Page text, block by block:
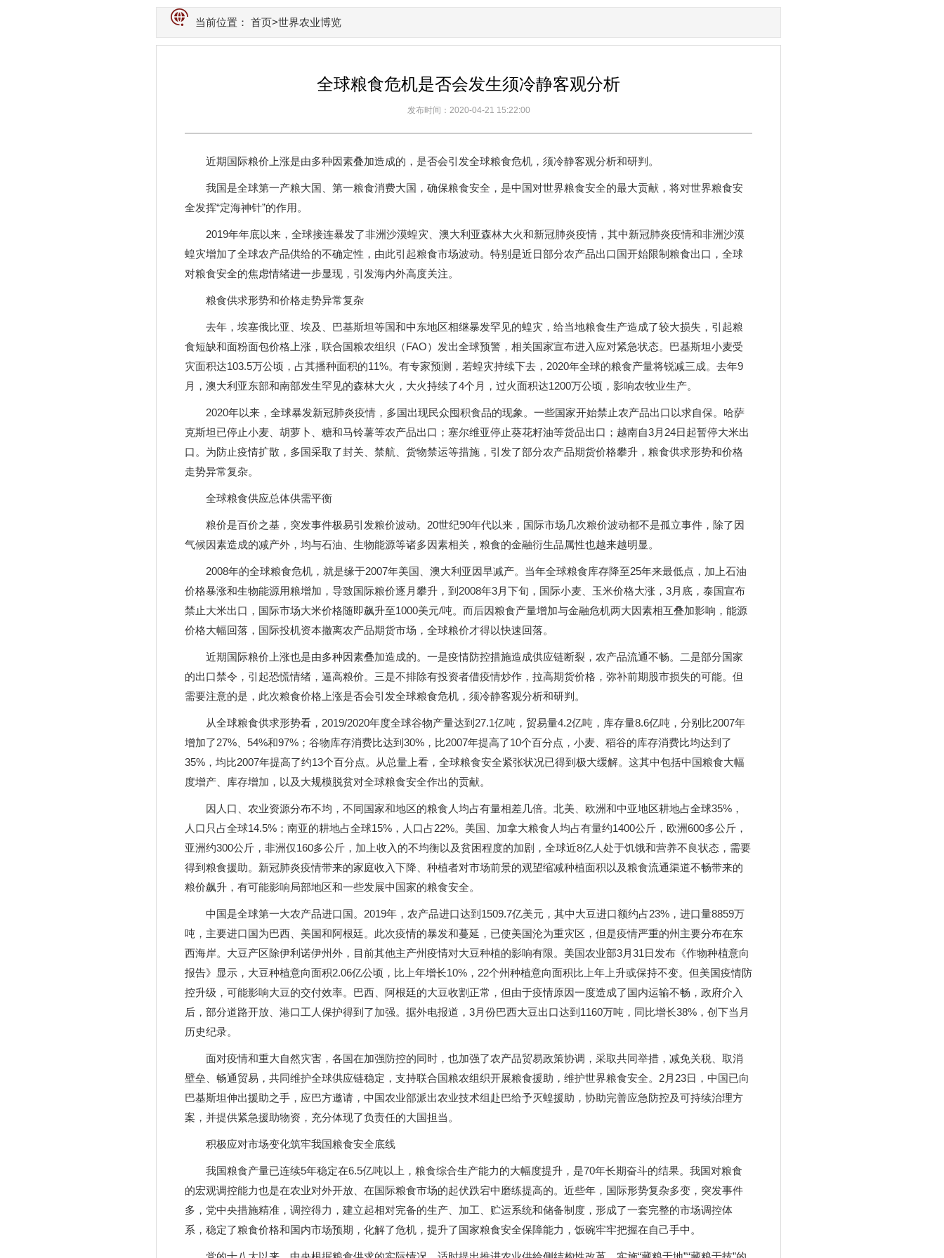
当前位置： 首页>世界农业博览
全球粮食危机是否会发生须冷静客观分析
发布时间：2020-04-21 15:22:00
近期国际粮价上涨是由多种因素叠加造成的，是否会引发全球粮食危机，须冷静客观分析和研判。
我国是全球第一产粮大国、第一粮食消费大国，确保粮食安全，是中国对世界粮食安全的最大贡献，将对世界粮食安
全发挥“定海神针”的作用。
2019年年底以来，全球接连暴发了非洲沙漠蝗灾、澳大利亚森林大火和新冠肺炎疫情，其中新冠肺炎疫情和非洲沙漠
蝗灾增加了全球农产品供给的不确定性，由此引起粮食市场波动。特别是近日部分农产品出口国开始限制粮食出口，全球
对粮食安全的焦虑情绪进一步显现，引发海内外高度关注。
粮食供求形势和价格走势异常复杂
去年，埃塞俄比亚、埃及、巴基斯坦等国和中东地区相继暴发罕见的蝗灾，给当地粮食生产造成了较大损失，引起粮
食短缺和面粉面包价格上涨，联合国粮农组织（FAO）发出全球预警，相关国家宣布进入应对紧急状态。巴基斯坦小麦受
灾面积达103.5万公顷，占其播种面积的11%。有专家预测，若蝗灾持续下去，2020年全球的粮食产量将锐减三成。去年9
月，澳大利亚东部和南部发生罕见的森林大火，大火持续了4个月，过火面积达1200万公顷，影响农牧业生产。
2020年以来，全球暴发新冠肺炎疫情，多国出现民众囤积食品的现象。一些国家开始禁止农产品出口以求自保。哈萨
克斯坦已停止小麦、胡萝卜、糖和马铃薯等农产品出口；塞尔维亚停止葵花籽油等货品出口；越南自3月24日起暂停大米出
口。为防止疫情扩散，多国采取了封关、禁航、货物禁运等措施，引发了部分农产品期货价格攀升，粮食供求形势和价格
走势异常复杂。
全球粮食供应总体供需平衡
粮价是百价之基，突发事件极易引发粮价波动。20世纪90年代以来，国际市场几次粮价波动都不是孤立事件，除了因
气候因素造成的减产外，均与石油、生物能源等诸多因素相关，粮食的金融衍生品属性也越来越明显。
2008年的全球粮食危机，就是缘于2007年美国、澳大利亚因旱减产。当年全球粮食库存降至25年来最低点，加上石油
价格暴涨和生物能源用粮增加，导致国际粮价逐月攀升，到2008年3月下旬，国际小麦、玉米价格大涨，3月底，泰国宣布
禁止大米出口，国际市场大米价格随即飙升至1000美元/吨。而后因粮食产量增加与金融危机两大因素相互叠加影响，能源
价格大幅回落，国际投机资本撤离农产品期货市场，全球粮价才得以快速回落。
近期国际粮价上涨也是由多种因素叠加造成的。一是疫情防控措施造成供应链断裂，农产品流通不畅。二是部分国家
的出口禁令，引起恐慌情绪，逼高粮价。三是不排除有投资者借疫情炒作，拉高期货价格，弥补前期股市损失的可能。但
需要注意的是，此次粮食价格上涨是否会引发全球粮食危机，须冷静客观分析和研判。
从全球粮食供求形势看，2019/2020年度全球谷物产量达到27.1亿吨，贸易量4.2亿吨，库存量8.6亿吨，分别比2007年
增加了27%、54%和97%；谷物库存消费比达到30%，比2007年提高了10个百分点，小麦、稻谷的库存消费比均达到了
35%，均比2007年提高了约13个百分点。从总量上看，全球粮食安全紧张状况已得到极大缓解。这其中包括中国粮食大幅
度增产、库存增加，以及大规模脱贫对全球粮食安全作出的贡献。
因人口、农业资源分布不均，不同国家和地区的粮食人均占有量相差几倍。北美、欧洲和中亚地区耕地占全球35%，
人口只占全球14.5%；南亚的耕地占全球15%，人口占22%。美国、加拿大粮食人均占有量约1400公斤，欧洲600多公斤，
亚洲约300公斤，非洲仅160多公斤，加上收入的不均衡以及贫困程度的加剧，全球近8亿人处于饥饿和营养不良状态，需要
得到粮食援助。新冠肺炎疫情带来的家庭收入下降、种植者对市场前景的观望缩减种植面积以及粮食流通渠道不畅带来的
粮价飙升，有可能影响局部地区和一些发展中国家的粮食安全。
中国是全球第一大农产品进口国。2019年，农产品进口达到1509.7亿美元，其中大豆进口额约占23%，进口量8859万
吨，主要进口国为巴西、美国和阿根廷。此次疫情的暴发和蔓延，已使美国沦为重灾区，但是疫情严重的州主要分布在东
西海岸。大豆产区除伊利诺伊州外，目前其他主产州疫情对大豆种植的影响有限。美国农业部3月31日发布《作物种植意向
报告》显示，大豆种植意向面积2.06亿公顷，比上年增长10%，22个州种植意向面积比上年上升或保持不变。但美国疫情防
控升级，可能影响大豆的交付效率。巴西、阿根廷的大豆收割正常，但由于疫情原因一度造成了国内运输不畅，政府介入
后，部分道路开放、港口工人保护得到了加强。据外电报道，3月份巴西大豆出口达到1160万吨，同比增长38%，创下当月
历史纪录。
面对疫情和重大自然灾害，各国在加强防控的同时，也加强了农产品贸易政策协调，采取共同举措，减免关税、取消
壁垒、畅通贸易，共同维护全球供应链稳定，支持联合国粮农组织开展粮食援助，维护世界粮食安全。2月23日，中国已向
巴基斯坦伸出援助之手，应巴方邀请，中国农业部派出农业技术组赴巴给予灭蝗援助，协助完善应急防控及可持续治理方
案，并提供紧急援助物资，充分体现了负责任的大国担当。
积极应对市场变化筑牢我国粮食安全底线
我国粮食产量已连续5年稳定在6.5亿吨以上，粮食综合生产能力的大幅度提升，是70年长期奋斗的结果。我国对粮食
的宏观调控能力也是在农业对外开放、在国际粮食市场的起伏跌宕中磨练提高的。近些年，国际形势复杂多变，突发事件
多，党中央措施精准，调控得力，建立起相对完备的生产、加工、贮运系统和储备制度，形成了一套完整的市场调控体
系，稳定了粮食价格和国内市场预期，化解了危机，提升了国家粮食安全保障能力，饭碗牢牢把握在自己手中。